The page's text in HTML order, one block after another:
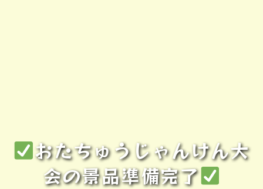
おたちゅうじゃんけん大
会の景品準備完了